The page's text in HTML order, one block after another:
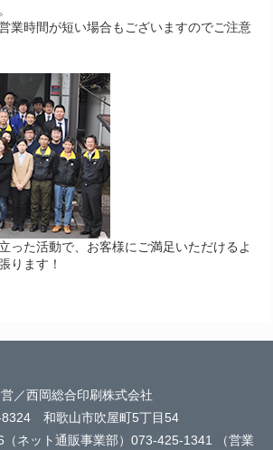
業時間が短い場合もございますのでご注意
った活動で、お客様にご満足いただけるよ
ります！
／西岡総合印刷株式会社
8324 和歌山市吹屋町5丁目54
ネット通販事業部）073-425-1341 （営業